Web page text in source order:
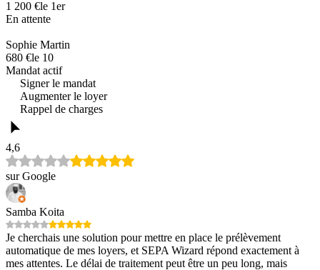
1 200 €le 1er
En attente
Sophie Martin
680 €le 10
Mandat actif
Signer le mandat
Augmenter le loyer
Rappel de charges
4,6
sur Google
Samba Koita
Je cherchais une solution pour mettre en place le prélèvement
automatique de mes loyers, et SEPA Wizard répond exactement à
mes attentes. Le délai de traitement peut être un peu long, mais